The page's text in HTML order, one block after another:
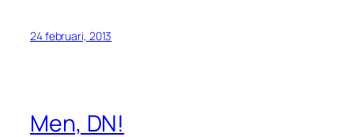
24 februari, 2013
Men, DN!